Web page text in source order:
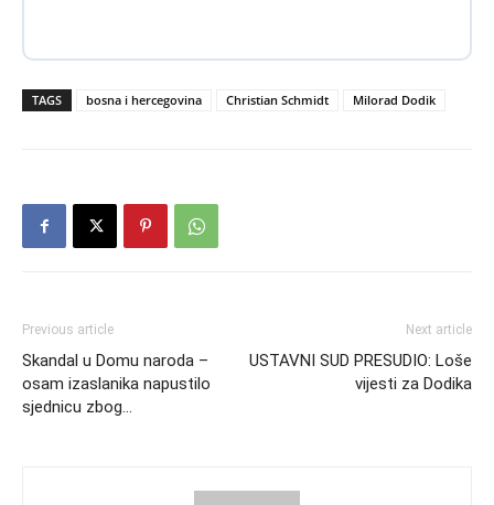
TAGS bosna i hercegovina Christian Schmidt Milorad Dodik
Previous article
Skandal u Domu naroda –
osam izaslanika napustilo
sjednicu zbog…
Next article
USTAVNI SUD PRESUDIO: Loše
vijesti za Dodika